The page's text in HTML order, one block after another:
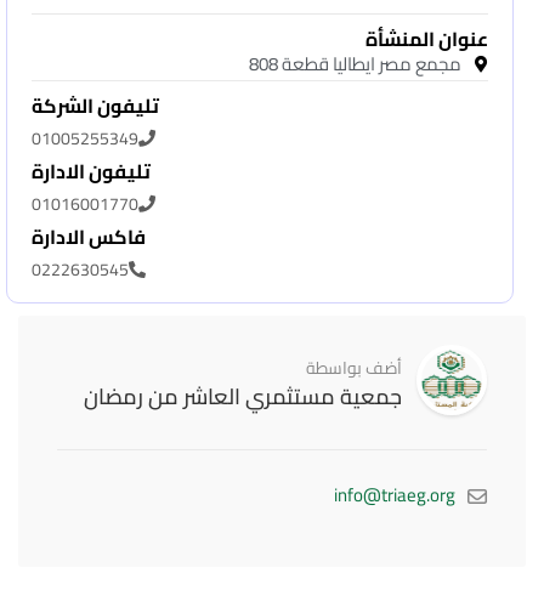
عنوان المنشأة
مجمع مصر ايطاليا قطعة 808
تليفون الشركة
01005255349
تليفون الادارة
01016001770
فاكس الادارة
0222630545
أضف بواسطة
جمعية مستثمري العاشر من رمضان
info@triaeg.org